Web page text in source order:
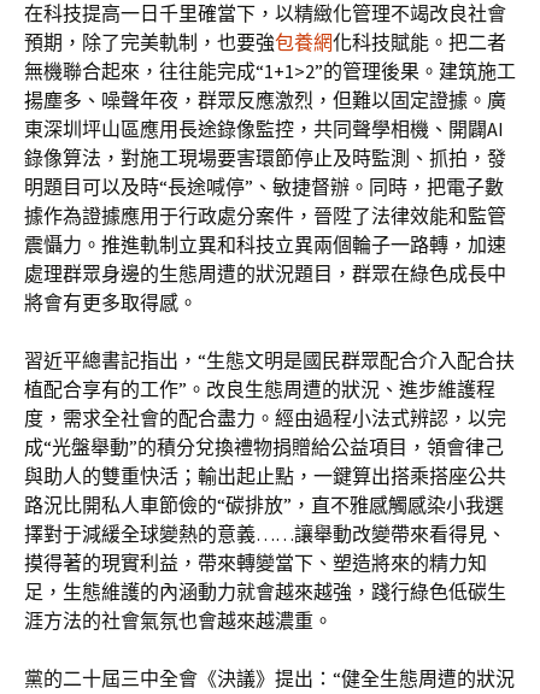
在科技提高一日千里確當下，以精緻化管理不竭改良社會
預期，除了完美軌制，也要強包養網化科技賦能。把二者
無機聯合起來，往往能完成“1+1>2”的管理後果。建筑施工
揚塵多、噪聲年夜，群眾反應激烈，但難以固定證據。廣
東深圳坪山區應用長途錄像監控，共同聲學相機、開闢AI
錄像算法，對施工現場要害環節停止及時監測、抓拍，發
明題目可以及時“長途喊停”、敏捷督辦。同時，把電子數
據作為證據應用于行政處分案件，晉陞了法律效能和監管
震懾力。推進軌制立異和科技立異兩個輪子一路轉，加速
處理群眾身邊的生態周遭的狀況題目，群眾在綠色成長中
將會有更多取得感。
習近平總書記指出，“生態文明是國民群眾配合介入配合扶
植配合享有的工作”。改良生態周遭的狀況、進步維護程
度，需求全社會的配合盡力。經由過程小法式辨認，以完
成“光盤舉動”的積分兌換禮物捐贈給公益項目，領會律己
與助人的雙重快活；輸出起止點，一鍵算出搭乘搭座公共
路況比開私人車節儉的“碳排放”，直不雅感觸感染小我選
擇對于減緩全球變熱的意義……讓舉動改變帶來看得見、
摸得著的現實利益，帶來轉變當下、塑造將來的精力知
足，生態維護的內涵動力就會越來越強，踐行綠色低碳生
涯方法的社會氣氛也會越來越濃重。
黨的二十屆三中全會《決議》提出：“健全生態周遭的狀況